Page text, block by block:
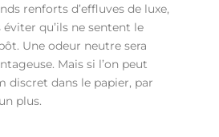
renforts d’effluves de luxe,
qu’ils ne sentent le
Une odeur neutre sera
Mais si l’on peut
discret dans le papier, par
plus.